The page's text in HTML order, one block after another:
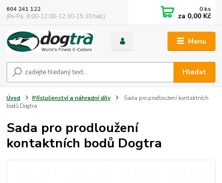
Menu
Hledat
604 241 122
(Po-Pá, 8:00-12:00-12:30-15:30 hod.)
0ks
za 0,00 Kč
Úvod Příslušenství a náhradní díly
Sada pro prodloužení kontaktních
bodů Dogtra
Sada pro prodloužení
kontaktních bodů Dogtra